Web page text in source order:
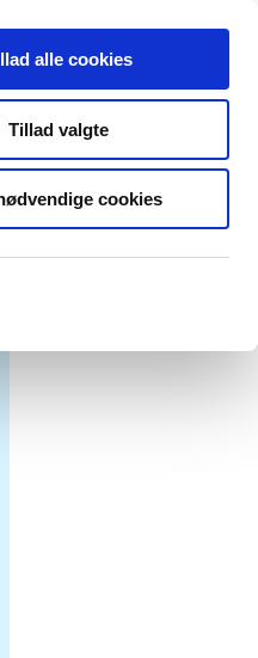
alle cookies
Tillad valgte
cookies